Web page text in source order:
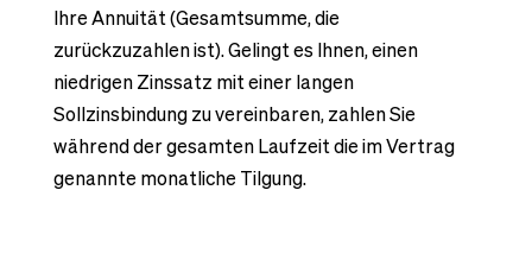
Ihre Annuität (Gesamtsumme, die
zurückzuzahlen ist). Gelingt es Ihnen, einen
niedrigen Zinssatz mit einer langen
Sollzinsbindung zu vereinbaren, zahlen Sie
während der gesamten Laufzeit die im Vertrag
genannte monatliche Tilgung.